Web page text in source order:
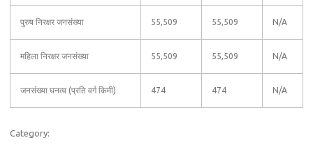
पुरुष निरक्षर जनसंख्या 55,509 55,509 N/A
महिला निरक्षर जनसंख्या 55,509 55,509 N/A
जनसंख्या घनत्व (प्रति वर्ग किमी) 474 474 N/A
Category: